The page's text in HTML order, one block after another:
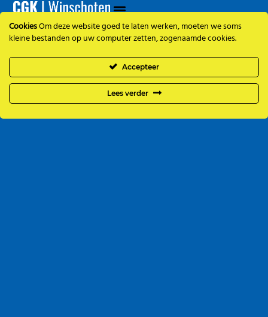
CookiesOm deze website goed te laten werken, moeten we soms
kleine bestanden op uw computer zetten, zogenaamde cookies.
Accepteer
Lees verder